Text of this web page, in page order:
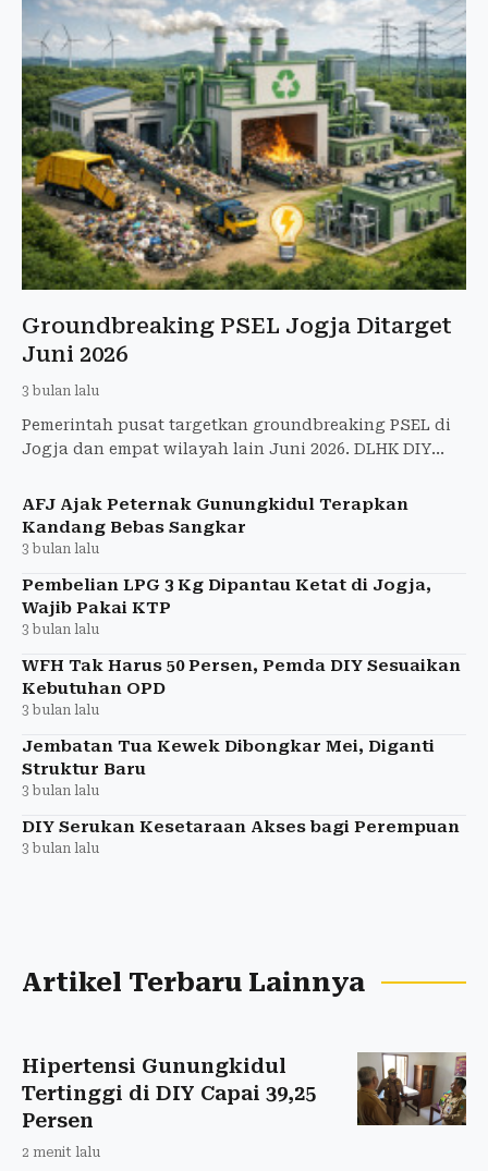
Groundbreaking PSEL Jogja Ditarget
Juni 2026
3 bulan lalu
Pemerintah pusat targetkan groundbreaking PSEL di
Jogja dan empat wilayah lain Juni 2026. DLHK DIY
untuk atasi
AFJ Ajak Peternak Gunungkidul Terapkan
Kandang Bebas Sangkar
3 bulan lalu
Pembelian LPG 3 Kg Dipantau Ketat di Jogja,
Wajib Pakai KTP
3 bulan lalu
WFH Tak Harus 50 Persen, Pemda DIY Sesuaikan
Kebutuhan OPD
3 bulan lalu
Jembatan Tua Kewek Dibongkar Mei, Diganti
Struktur Baru
3 bulan lalu
DIY Serukan Kesetaraan Akses bagi Perempuan
3 bulan lalu
Artikel Terbaru Lainnya
Hipertensi Gunungkidul
Tertinggi di DIY Capai 39,25
Persen
2 menit lalu